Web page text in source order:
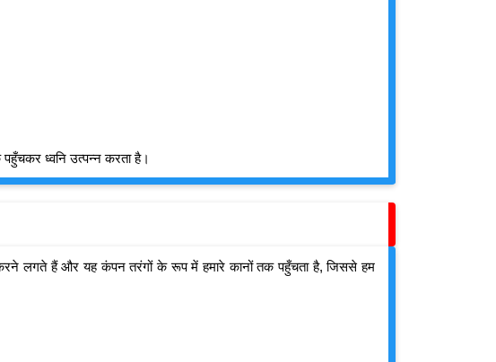
ध्वनि उत्पन्न करता है।
लगते हैं और यह कंपन तरंगों के रूप में हमारे कानों तक पहुँचता है, जिससे हम